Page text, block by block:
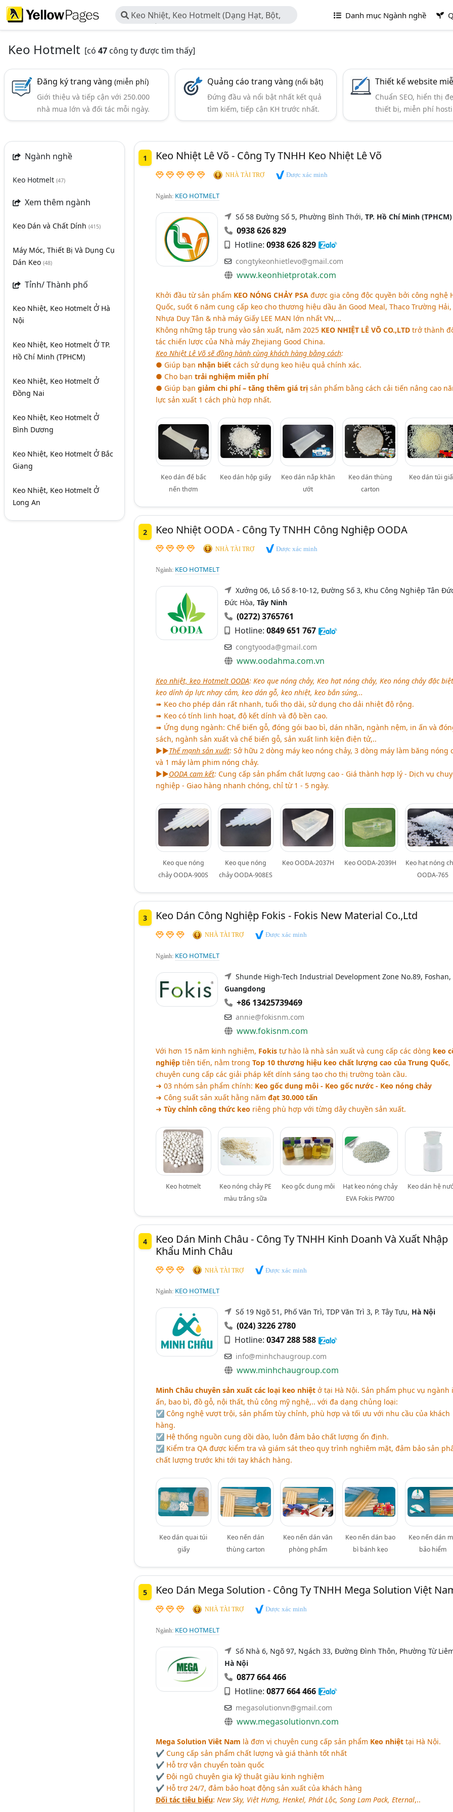
Keo Nhiệt, Keo Hotmelt (Dạng Hạt, Bột,
Viên, Khối)
Danh mục Ngành nghề
Keo Hotmelt [có 47 công ty được tìm thấy]
Đăng ký trang vàng(miễn phí)
Giới thiệu và tiếp cận với 250.000
nhà mua lớn và đối tác mỗi ngày.
Quảng cáo trang vàng(nổi bật)
Đứng đầu và nổi bật nhất kết quả
tìm kiếm, tiếp cận KH trước nhất.
Thiết kế website
Chuẩn SEO, hiển thị
thiết bị, miễn phí
Ngành nghề
Keo Hotmelt (47)
Xem thêm ngành
Keo Dán và Chất Dính (415)
Máy Móc, Thiết Bị Và Dụng Cụ
Dán Keo (48)
Tỉnh/ Thành phố
Keo Nhiệt, Keo Hotmelt Ở Hà
Nội
Keo Nhiệt, Keo Hotmelt Ở TP.
Hồ Chí Minh (TPHCM)
Keo Nhiệt, Keo Hotmelt Ở
Đồng Nai
Keo Nhiệt, Keo Hotmelt Ở
Bình Dương
Keo Nhiệt, Keo Hotmelt Ở Bắc
Giang
Keo Nhiệt, Keo Hotmelt Ở
Long An
1 Keo Nhiệt Lê Võ - Công Ty TNHH Keo Nhiệt Lê Võ
NHÀ TÀI TRỢ Được xác minh
Ngành: KEO HOTMELT
Số 58 Đường Số 5, Phường Bình Thới, TP. Hồ Chí Minh (TPHCM)
0938 626 829
Hotline: 0938 626 829
congtykeonhietlevo@gmail.com
www.keonhietprotak.com
Khởi đầu từ sản phẩm KEO NÓNG CHẢY PSAđược gia công độc quyền bởi công nghệ
Quốc, suốt 6 năm cung cấp keo cho thương hiệu dầu ăn Good Meal, Thaco Trường Hải,
Nhựa Duy Tân & nhà máy Giấy LEE MAN lớn nhất VN,…
Không những tập trung vào sản xuất, năm 2025 KEO NHIỆT LÊ VÕ CO.,LTDtrở thành
tác chiến lược của Nhà máy Zhejiang Good China.
Keo Nhiệt Lê Võ sẽ đồng hành cùng khách hàng bằng cách:
● Giúp bạn nhận biếtcách sử dụng keo hiệu quả chính xác.
● Cho bạn trải nghiệm miễn phí
● Giúp bạn giảm chi phí – tăng thêm giá trịsản phẩm bằng cách cải tiến nâng cao
lực sản xuất 1 cách phù hợp nhất.
Keo dán đế bấc
nến thơm
Keo dán hộp giấy
Keo dán nắp khăn
ướt
Keo dán thùng
carton
Keo dán túi
2 Keo Nhiệt OODA - Công Ty TNHH Công Nghiệp OODA
NHÀ TÀI TRỢ Được xác minh
Ngành: KEO HOTMELT
Xưởng 06, Lô Số 8-10-12, Đường Số 3, Khu Công Nghiệp Tân
Đức Hòa, Tây Ninh
(0272) 3765761
Hotline: 0849 651 767
congtyooda@gmail.com
www.oodahma.com.vn
Keo nhiệt, keo Hotmelt OODA: Keo que nóng chảy, Keo hạt nóng chảy, Keo nóng chảy đặc
keo dính áp lực nhạy cảm, keo dán gỗ, keo nhiệt, keo bắn súng,..
➠ Keo cho phép dán rất nhanh, tuổi thọ dài, sử dụng cho dải nhiệt độ rộng.
➠ Keo có tính linh hoạt, độ kết dính và độ bền cao.
➠ Ứng dụng ngành: Chế biến gỗ, đóng gói bao bì, dán nhãn, ngành nệm, in ấn và
sách, ngành sản xuất và chế biến gỗ, sản xuất linh kiện điện tử,..
►►Thế mạnh sản xuất: Sở hữu 2 dòng máy keo nóng chảy, 3 dòng máy làm băng nóng
và 1 máy làm phim nóng chảy.
►►OODA cam kết: Cung cấp sản phẩm chất lượng cao - Giá thành hợp lý - Dịch vụ
nghiệp - Giao hàng nhanh chóng, chỉ từ 1 - 5 ngày.
Keo que nóng
chảy OODA-900S
Keo que nóng
chảy OODA-908ES
Keo OODA-2037H Keo OODA-2039H
Keo hạt nóng
OODA-765
3 Keo Dán Công Nghiệp Fokis - Fokis New Material Co.,Ltd
NHÀ TÀI TRỢ Được xác minh
Ngành: KEO HOTMELT
Shunde High-Tech Industrial Development Zone No.89, Foshan,
Guangdong
+86 13425739469
annie@fokisnm.com
www.fokisnm.com
Với hơn 15 năm kinh nghiệm, Fokistự hào là nhà sản xuất và cung cấp các dòng keo
nghiệptiên tiến, nằm trong Top 10 thương hiệu keo chất lượng cao của Trung Quốc,
chuyên cung cấp các giải pháp kết dính sáng tạo cho thị trường toàn cầu.
➜ 03 nhóm sản phẩm chính: Keo gốc dung môi - Keo gốc nước - Keo nóng chảy
➜ Công suất sản xuất hằng năm đạt 30.000 tấn
➜ Tùy chỉnh công thức keo riêng phù hợp với từng dây chuyền sản xuất.
Keo hotmelt
Keo nóng chảy PE
màu trắng sữa
Keo gốc dung môi
Hạt keo nóng chảy
EVA Fokis PW700
Keo dán hệ
4
Keo Dán Minh Châu - Công Ty TNHH Kinh Doanh Và Xuất Nhập
Khẩu Minh Châu
NHÀ TÀI TRỢ Được xác minh
Ngành: KEO HOTMELT
Số 19 Ngõ 51, Phố Văn Trì, TDP Văn Trì 3, P. Tây Tựu, Hà Nội
(024) 3226 2780
Hotline: 0347 288 588
info@minhchaugroup.com
www.minhchaugroup.com
Minh Châu chuyên sản xuất các loại keo nhiệtở tại Hà Nội. Sản phẩm phục vụ ngành
ấn, bao bì, đồ gỗ, nội thất, thủ công mỹ nghệ,.. với đa dạng chủng loại:
☑ Công nghệ vượt trội, sản phẩm tùy chỉnh, phù hợp và tối ưu với nhu cầu của khách
hàng.
☑ Hệ thống nguồn cung dồi dào, luôn đảm bảo chất lượng ổn định.
☑ Kiểm tra QA được kiểm tra và giám sát theo quy trình nghiêm mặt, đảm bảo sản
chất lượng trước khi tới tay khách hàng.
Keo dán quai túi
giấy
Keo nến dán
thùng carton
Keo nến dán văn
phòng phẩm
Keo nến dán bao
bì bánh kẹo
Keo nến dán
bảo hiểm
5 Keo Dán Mega Solution - Công Ty TNHH Mega Solution Việt
NHÀ TÀI TRỢ Được xác minh
Ngành: KEO HOTMELT
Số Nhà 6, Ngõ 97, Ngách 33, Đường Đình Thôn, Phường Từ
Hà Nội
0877 664 466
Hotline: 0877 664 466
megasolutionvn@gmail.com
www.megasolutionvn.com
Mega Solution Viêt Nam là đơn vị chuyên cung cấp sản phẩm Keo nhiệttại Hà Nội.
✔ Cung cấp sản phẩm chất lượng và giá thành tốt nhất
✔ Hỗ trợ vận chuyển toàn quốc
✔ Đội ngũ chuyên gia kỹ thuật giàu kinh nghiệm
✔ Hỗ trợ 24/7, đảm bảo hoạt động sản xuất của khách hàng
Đối tác tiêu biểu: New Sky, Việt Hưng, Henkel, Phát Lộc, Song Lam Pack, Eternal,..